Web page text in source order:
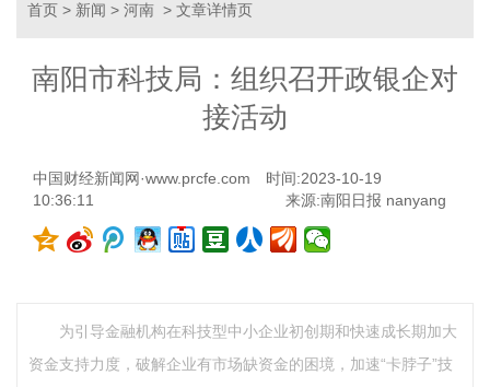
首页 > 新闻 > 河南 > 文章详情页
南阳市科技局：组织召开政银企对
接活动
中国财经新闻网·www.prcfe.com
时间:2023-10-19
10:36:11
来源:南阳日报 nanyang
为引导金融机构在科技型中小企业初创期和快速成长期加大
资金支持力度，破解企业有市场缺资金的困境，加速“卡脖子”技